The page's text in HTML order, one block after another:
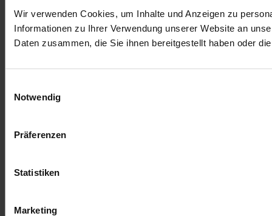
Wir verwenden Cookies, um Inhalte und Anzeigen zu
Informationen zu Ihrer Verwendung unserer Website an
Daten zusammen, die Sie ihnen bereitgestellt haben oder
Notwendig
Präferenzen
Statistiken
Marketing